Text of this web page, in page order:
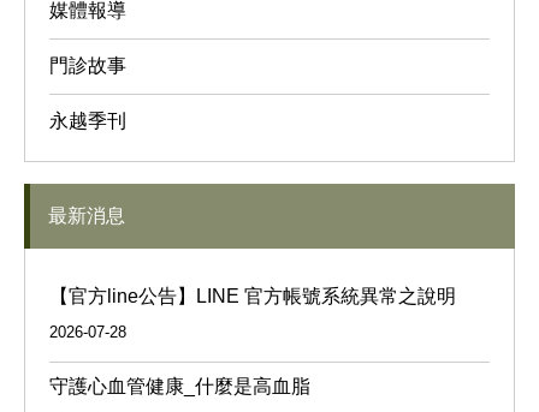
媒體報導
門診故事
永越季刊
最新消息
【官方line公告】LINE 官方帳號系統異常之說明
2026-07-28
守護心血管健康_什麼是高血脂